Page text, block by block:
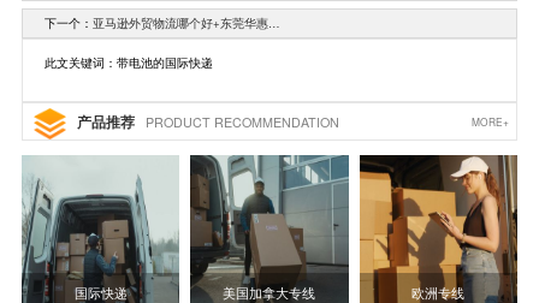
下一个： 亚马逊外贸物流哪个好+东莞华惠…
此文关键词：带电池的国际快递
产品推荐 PRODUCT RECOMMENDATION MORE+
国际快递 美国加拿大专线 欧洲专线